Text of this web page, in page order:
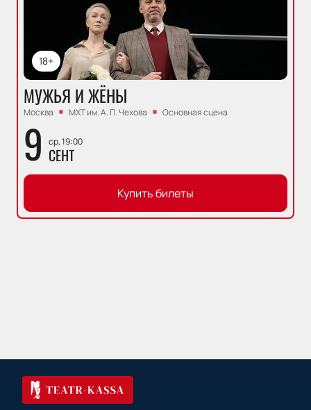
18+
МУЖЬЯ И ЖЁНЫ
Москва МХТ им. А. П. Чехова Основная сцена
9 ср, 19:00
СЕНТ
Купить билеты